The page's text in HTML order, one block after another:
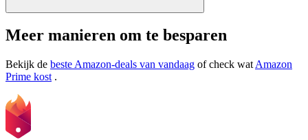
Meer manieren om te besparen
Bekijk de beste Amazon-deals van vandaag of check wat Amazon
Prime kost .